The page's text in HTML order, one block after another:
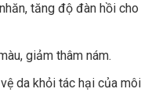
tăng độ đàn hồi cho
giảm thâm nám.
da khỏi tác hại của môi